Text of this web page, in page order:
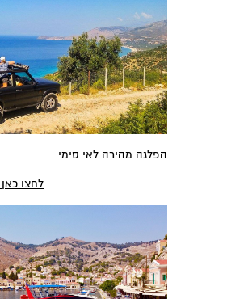
הפלגה מהירה לאי סימי
לחצו